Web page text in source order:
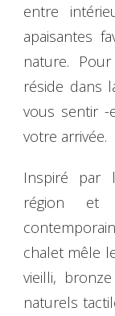
entre
apaisantes
nature.
réside dans
vous sentir -
votre arrivée.
Inspiré par
région et
chalet mêle
vieilli,
naturels